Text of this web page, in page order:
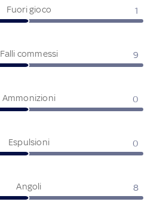
Fuori gioco 1
Falli commessi 9
Ammonizioni 0
Espulsioni 0
Angoli 8